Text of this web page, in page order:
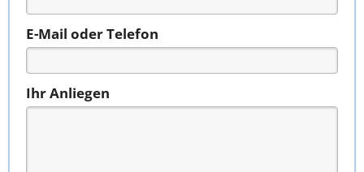
E-Mail oder Telefon
Ihr Anliegen